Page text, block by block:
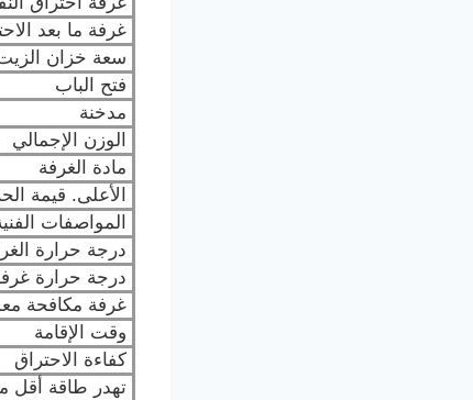
غرفة ما بعد
سعة خزان
فتح الباب
مدخنة
الوزن الإجمالي
مادة الغرفة
الأعلى. قيمة
المواصفات
درجة حرارة
درجة حرارة غرفة
غرفة مكافحة
وقت الإقامة
كفاءة الاحتراق
تهدر طاقة أقل